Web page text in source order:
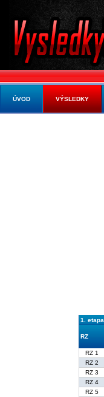
1. etapa
RZ
RZ 1
RZ 2
RZ 3
RZ 4
RZ 5
ÚVOD VÝSLEDKY